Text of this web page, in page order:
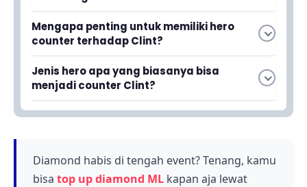
Clint memiliki burst damage yang mematikan
melalui skill Quick Draw dan Blind Smoke,
sehingga mampu mendominasi lane sejak early
game dan menjaga jarak dengan serangan
yang sulit dihindari lawan.
Mengapa penting untuk memiliki hero
counter terhadap Clint?
Karena Clint adalah penguasa Gold Lane yang
sangat kuat, memiliki counter hero akan
membantu kamu mengurangi keunggulannya
dan memberikan peluang yang lebih baik untuk
Jenis hero apa yang biasanya bisa
menjadi counter Clint?
Marksman dengan damage besar adalah tipe
mengalahkan Clint sejak phase early game.
Diamond habis di tengah event? Tenang, kamu
bisa top up diamond ML kapan aja lewat